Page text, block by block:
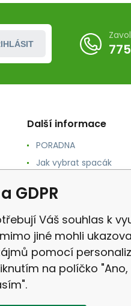
Další informace
PORADNA
Jak vybrat spacák
Jak vybrat karimatku
Reklamace
GDPR
Váš souhlas k
jiné mohli
pomocí
na políčko "Ano,